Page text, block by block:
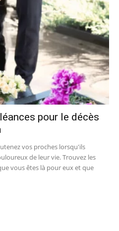
pour le décès
vos proches lorsqu'ils
de leur vie. Trouvez les
vous êtes là pour eux et que